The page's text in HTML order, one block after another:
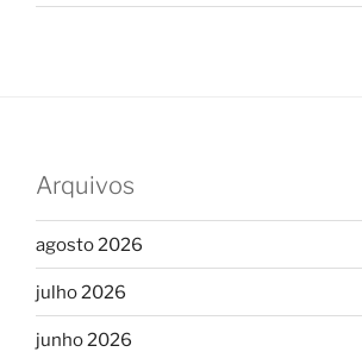
Arquivos
agosto 2026
julho 2026
junho 2026